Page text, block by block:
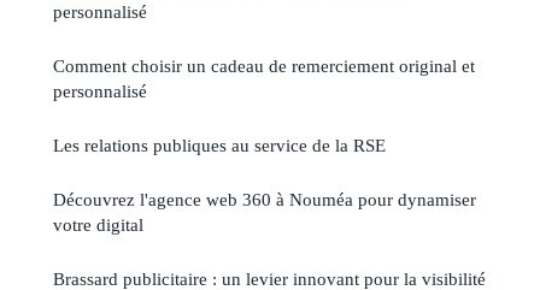
personnalisé
Comment choisir un cadeau de remerciement original et
personnalisé
Les relations publiques au service de la RSE
Découvrez l'agence web 360 à Nouméa pour dynamiser
votre digital
Brassard publicitaire : un levier innovant pour la visibilité